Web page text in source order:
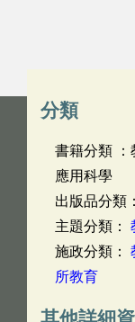
分類
書籍分類 ：
應用科學
出版品分類
主題分類：
施政分類：
所教育